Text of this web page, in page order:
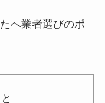
へ業者選びのポ